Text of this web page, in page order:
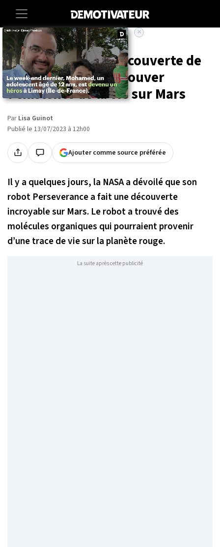
Accueil Societe Sciences
Cette incroyable découverte de
la NASA pourrait prouver
l'existence de la vie sur Mars
Par Lisa Guinot
Publié le 13/07/2023 à 12h00
Ajouter comme source préférée
Il y a quelques jours, la NASA a dévoilé que son
robot Perseverance a fait une découverte
incroyable sur Mars. Le robot a trouvé des
molécules organiques qui pourraient provenir
d’une trace de vie sur la planète rouge.
La suite après cette publicité
×